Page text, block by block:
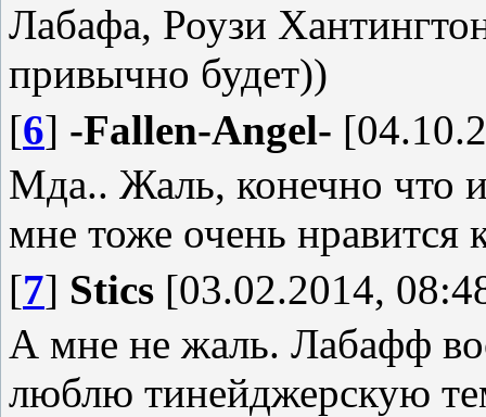
Лабафа, Роузи
привычно будет))
[6] -Fallen-Angel-
Мда.. Жаль, конечно что
мне тоже очень нравится
[7] Stics [03.02.2014,
А мне не жаль. Лабафф
люблю тинейджерскую